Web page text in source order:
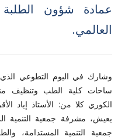
عمادة شؤون
العالمي.
وشارك في اليوم التطوعي
ساحات كلية الطب وتنظيف
الكوري كلا من: الأستاذ إياد
يعيش، مشرفة جمعية التنمية
جمعية التنمية المستدامة،